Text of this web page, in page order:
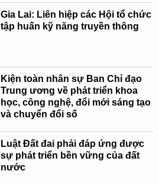
Gia Lai: Liên hiệp các Hội tổ chức
tập huấn kỹ năng truyền thông
Kiện toàn nhân sự Ban Chỉ đạo
Trung ương về phát triển khoa
học, công nghệ, đổi mới sáng tạo
và chuyển đổi số
Luật Đất đai phải đáp ứng được
sự phát triển bền vững của đất
nước